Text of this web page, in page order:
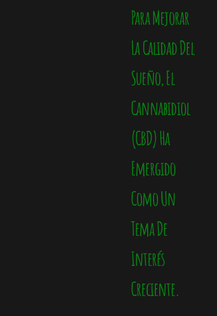
Para Mejorar
La Calidad Del
Sueño, El
Cannabidiol
(CBD) Ha
Emergido
Como Un
Tema De
Interés
Creciente.